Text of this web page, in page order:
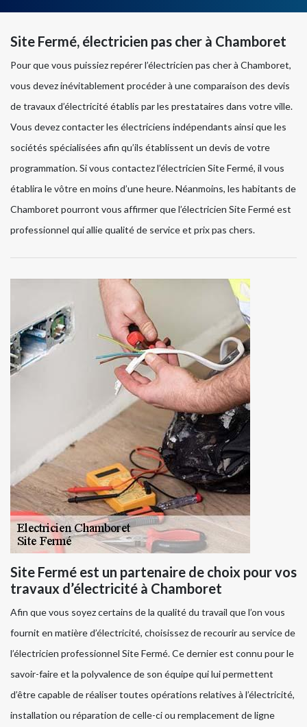
Site Fermé, électricien pas cher à Chamboret
Pour que vous puissiez repérer l’électricien pas cher à Chamboret,
vous devez inévitablement procéder à une comparaison des devis
de travaux d’électricité établis par les prestataires dans votre ville.
Vous devez contacter les électriciens indépendants ainsi que les
sociétés spécialisées afin qu’ils établissent un devis de votre
programmation. Si vous contactez l’électricien Site Fermé, il vous
établira le vôtre en moins d’une heure. Néanmoins, les habitants de
Chamboret pourront vous affirmer que l’électricien Site Fermé est
professionnel qui allie qualité de service et prix pas chers.
Site Fermé est un partenaire de choix pour vos
travaux d’électricité à Chamboret
Afin que vous soyez certains de la qualité du travail que l’on vous
fournit en matière d’électricité, choisissez de recourir au service de
l’électricien professionnel Site Fermé. Ce dernier est connu pour le
savoir-faire et la polyvalence de son équipe qui lui permettent
d’être capable de réaliser toutes opérations relatives à l’électricité,
installation ou réparation de celle-ci ou remplacement de ligne